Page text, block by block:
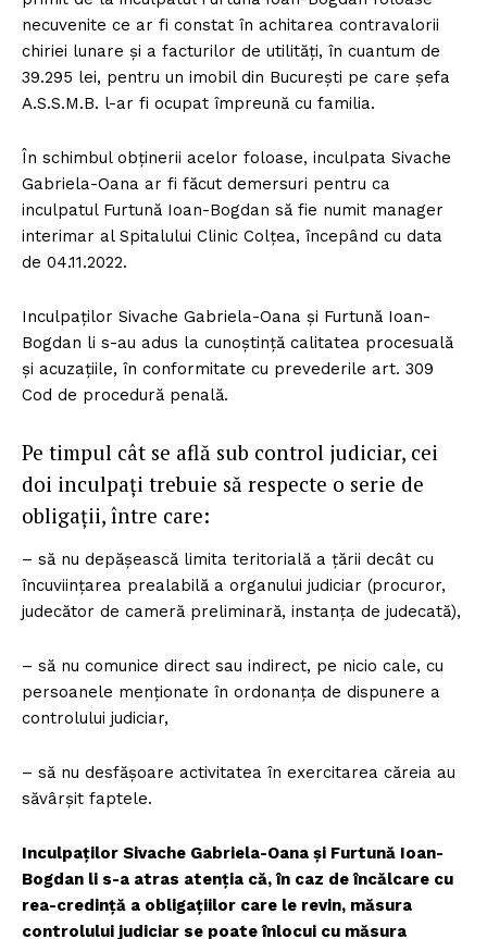
necuvenite ce ar fi constat în achitarea contravalorii
chiriei lunare și a facturilor de utilități, în cuantum de
39.295 lei, pentru un imobil din București pe care șefa
A.S.S.M.B. l-ar fi ocupat împreună cu familia.
În schimbul obținerii acelor foloase, inculpata Sivache
Gabriela-Oana ar fi făcut demersuri pentru ca
inculpatul Furtună Ioan-Bogdan să fie numit manager
interimar al Spitalului Clinic Colțea, începând cu data
de 04.11.2022.
Inculpaților Sivache Gabriela-Oana și Furtună Ioan-
Bogdan li s-au adus la cunoștință calitatea procesuală
și acuzațiile, în conformitate cu prevederile art. 309
Cod de procedură penală.
Pe timpul cât se află sub control judiciar, cei
doi inculpați trebuie să respecte o serie de
obligații, între care:
– să nu depășească limita teritorială a țării decât cu
încuviințarea prealabilă a organului judiciar (procuror,
judecător de cameră preliminară, instanța de judecată),
– să nu comunice direct sau indirect, pe nicio cale, cu
persoanele menționate în ordonanța de dispunere a
controlului judiciar,
– să nu desfășoare activitatea în exercitarea căreia au
săvârșit faptele.
Inculpaților Sivache Gabriela-Oana și Furtună Ioan-
Bogdan li s-a atras atenția că, în caz de încălcare cu
rea-credință a obligațiilor care le revin, măsura
controlului judiciar se poate înlocui cu măsura